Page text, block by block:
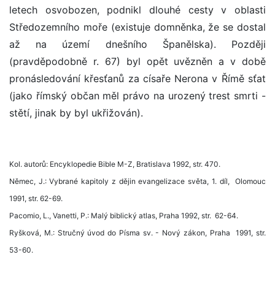
letech osvobozen, podnikl dlouhé cesty v oblasti
Středozemního moře (existuje domněnka, že se dostal
až na území dnešního Španělska). Později
(pravděpodobně r. 67) byl opět uvězněn a v době
pronásledování křesťanů za císaře Nerona v Římě sťat
(jako římský občan měl právo na urozený trest smrti -
stětí, jinak by byl ukřižován).
Kol. autorů: Encyklopedie Bible M-Z, Bratislava 1992, str. 470.
Němec, J.: Vybrané kapitoly z dějin evangelizace světa, 1. díl, Olomouc
1991, str. 62-69.
Pacomio, L., Vanetti, P.: Malý biblický atlas, Praha 1992, str. 62-64.
Ryšková, M.: Stručný úvod do Písma sv. - Nový zákon, Praha 1991, str.
53-60.